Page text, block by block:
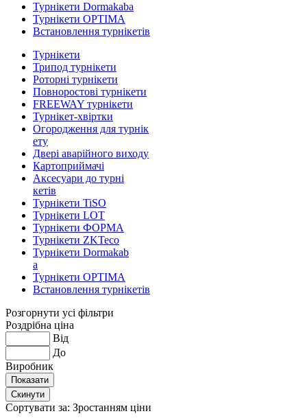
Турнікети Dormakaba
Турнікети OPTIMA
Встановлення турнікетів
Турнікети
Трипод турнікети
Роторні турнікети
Повноростові турнікети
FREEWAY турнікети
Турнікет-хвіртки
Огородження для турнік
ету
Двері аварійного виходу
Картоприймачі
Аксесуари до турні
кетів
Турнікети TiSO
Турнікети LOT
Турнікети ФОРМА
Турнікети ZKTeco
Турнікети Dormakab
a
Турнікети OPTIMA
Встановлення турнікетів
Розгорнути усі фільтри
Роздрібна ціна
Від
До
Виробник
Сортувати за: Зростанням ціни